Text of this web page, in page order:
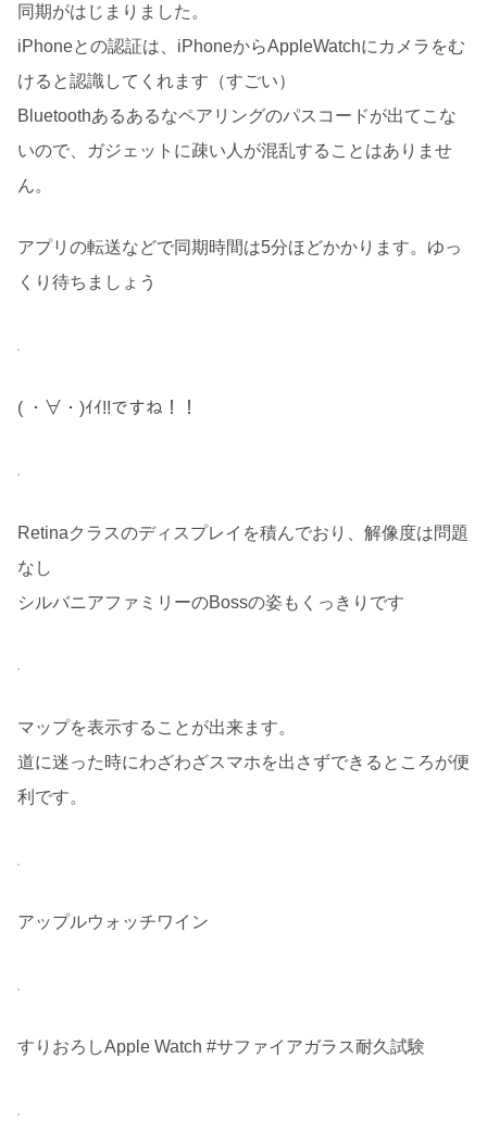
同期がはじまりました。
iPhoneとの認証は、iPhoneからAppleWatchにカメラをむ
けると認識してくれます（すごい）
Bluetoothあるあるなペアリングのパスコードが出てこな
いので、ガジェットに疎い人が混乱することはありませ
ん。
アプリの転送などで同期時間は5分ほどかかります。ゆっ
くり待ちましょう
( ・∀・)ｲｲ!!ですね！！
Retinaクラスのディスプレイを積んでおり、解像度は問題
なし
シルバニアファミリーのBossの姿もくっきりです
マップを表示することが出来ます。
道に迷った時にわざわざスマホを出さずできるところが便
利です。
アップルウォッチワイン
すりおろしApple Watch #サファイアガラス耐久試験